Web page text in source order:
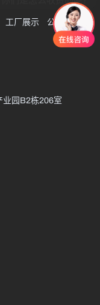
工厂展示
公司资讯
业园B2栋206室